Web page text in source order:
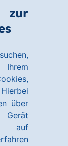
zur
Ihrem
über
Gerät
auf